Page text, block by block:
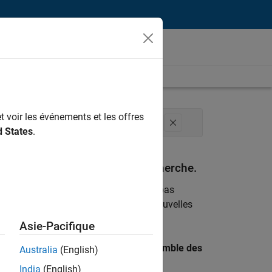
des versions Rédaction technique
à vos critères de recherche.
. Si malgré tout vous ne trouvez pas
pour vous tenir au courant des nouvelles
par lieu pour trouver l’ensemble des
voir les événements et les offres
States.
Asie-Pacifique
Australia (English)
India (English)